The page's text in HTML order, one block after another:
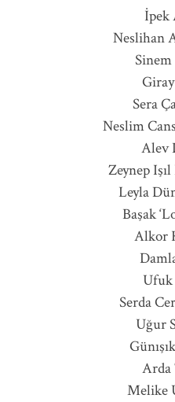
İpek
Neslihan
Sinem
Sera
Neslim
Alev
Zeynep
Leyla
Başak
Alkor
Serda
Uğur
Arda
Melike